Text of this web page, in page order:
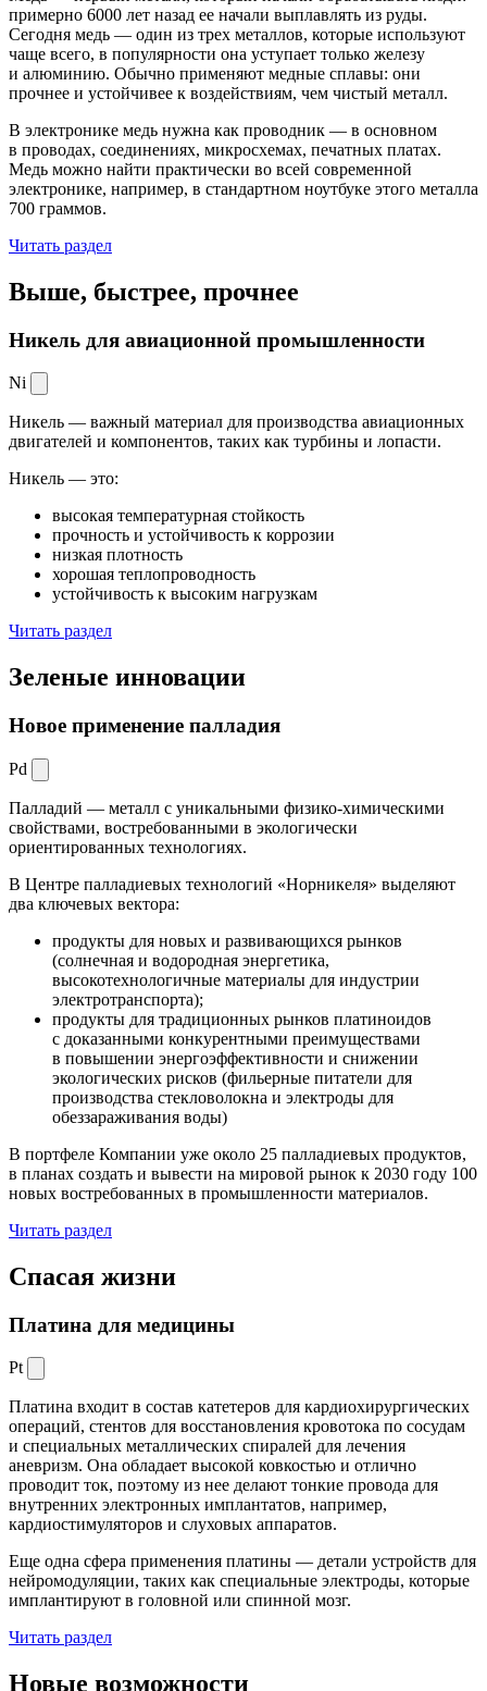
примерно 6000 лет назад ее начали выплавлять из руды.
Сегодня медь — один из трех металлов, которые используют
чаще всего, в популярности она уступает только железу
и алюминию. Обычно применяют медные сплавы: они
прочнее и устойчивее к воздействиям, чем чистый металл.
В электронике медь нужна как проводник — в основном
в проводах, соединениях, микросхемах, печатных платах.
Медь можно найти практически во всей современной
электронике, например, в стандартном ноутбуке этого металла
700 граммов.
Читать раздел
Выше, быстрее, прочнее
Никель для авиационной промышленности
Ni
Никель — важный материал для производства авиационных
двигателей и компонентов, таких как турбины и лопасти.
Никель — это:
высокая температурная стойкость
прочность и устойчивость к коррозии
низкая плотность
хорошая теплопроводность
устойчивость к высоким нагрузкам
Читать раздел
Зеленые инновации
Новое применение палладия
Pd
Палладий — металл с уникальными физико-химическими
свойствами, востребованными в экологически
ориентированных технологиях.
В Центре палладиевых технологий «Норникеля» выделяют
два ключевых вектора:
продукты для новых и развивающихся рынков
(солнечная и водородная энергетика,
высокотехнологичные материалы для индустрии
электротранспорта);
продукты для традиционных рынков платиноидов
с доказанными конкурентными преимуществами
в повышении энергоэффективности и снижении
экологических рисков (фильерные питатели для
производства стекловолокна и электроды для
обеззараживания воды)
В портфеле Компании уже около 25 палладиевых продуктов,
в планах создать и вывести на мировой рынок к 2030 году 100
новых востребованных в промышленности материалов.
Читать раздел
Спасая жизни
Платина для медицины
Pt
Платина входит в состав катетеров для кардиохирургических
операций, стентов для восстановления кровотока по сосудам
и специальных металлических спиралей для лечения
аневризм. Она обладает высокой ковкостью и отлично
проводит ток, поэтому из нее делают тонкие провода для
внутренних электронных имплантатов, например,
кардиостимуляторов и слуховых аппаратов.
Еще одна сфера применения платины — детали устройств для
нейромодуляции, таких как специальные электроды, которые
имплантируют в головной или спинной мозг.
Читать раздел
Новые возможности